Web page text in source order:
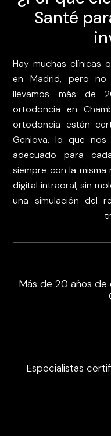
Santé
Hay muchas clínicas
en Madrid, pero no
llevamos más de
ortodoncia en
ortodoncia están
Geniova, lo que
adecuado para
siempre con la misma
digital intraoral, sin
una simulación del
Más de 20 años de
Especialistas